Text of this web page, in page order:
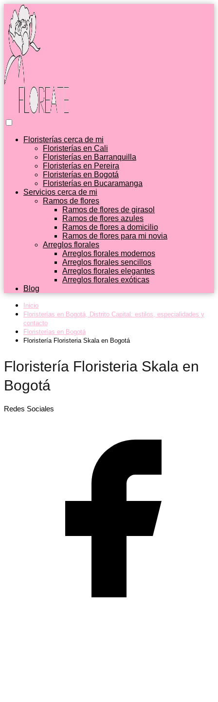
Floristerías cerca de mi
Floristerías en Cali
Floristerías en Barranquilla
Floristerías en Pereira
Floristerías en Bogotá
Floristerías en Bucaramanga
Servicios cerca de mi
Ramos de flores
Ramos de flores de girasol
Ramos de flores azules
Ramos de flores a domicilio
Ramos de flores para mi novia
Arreglos florales
Arreglos florales modernos
Arreglos florales sencillos
Arreglos florales elegantes
Arreglos florales exóticas
Blog
Inicio
Floristerías en Bogotá, Distrito Capital: estilos, especialidades y
contacto
Floristerías en Bogotá
Floristería Floristeria Skala en Bogotá
Floristería Floristeria Skala en
Bogotá
Redes Sociales